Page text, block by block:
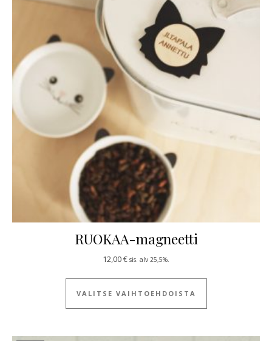
RUOKAA-magneetti
12,00€ sis. alv 25,5%.
VALITSE VAIHTOEHDOISTA
Tällä tuotteella